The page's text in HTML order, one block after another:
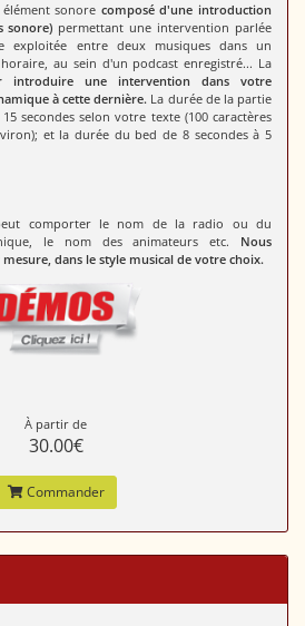
sonore composé d'une introduction
sonore) permettant une intervention parlée
exploitée entre deux musiques dans un
au sein d'un podcast enregistré... La
introduire une intervention dans votre
à cette dernière. La durée de la partie
secondes selon votre texte (100 caractères
et la durée du bed de 8 secondes à 5
comporter le nom de la radio ou du
le nom des animateurs etc. Nous
dans le style musical de votre choix.
À partir de
30.00€
Commander